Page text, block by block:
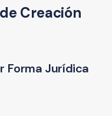
Creación
Forma Jurídica